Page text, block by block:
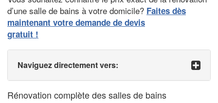
d’une salle de bains à votre domicile? Faites dès
maintenant votre demande de devis
gratuit !
Naviguez directement vers:
Rénovation complète des salles de bains